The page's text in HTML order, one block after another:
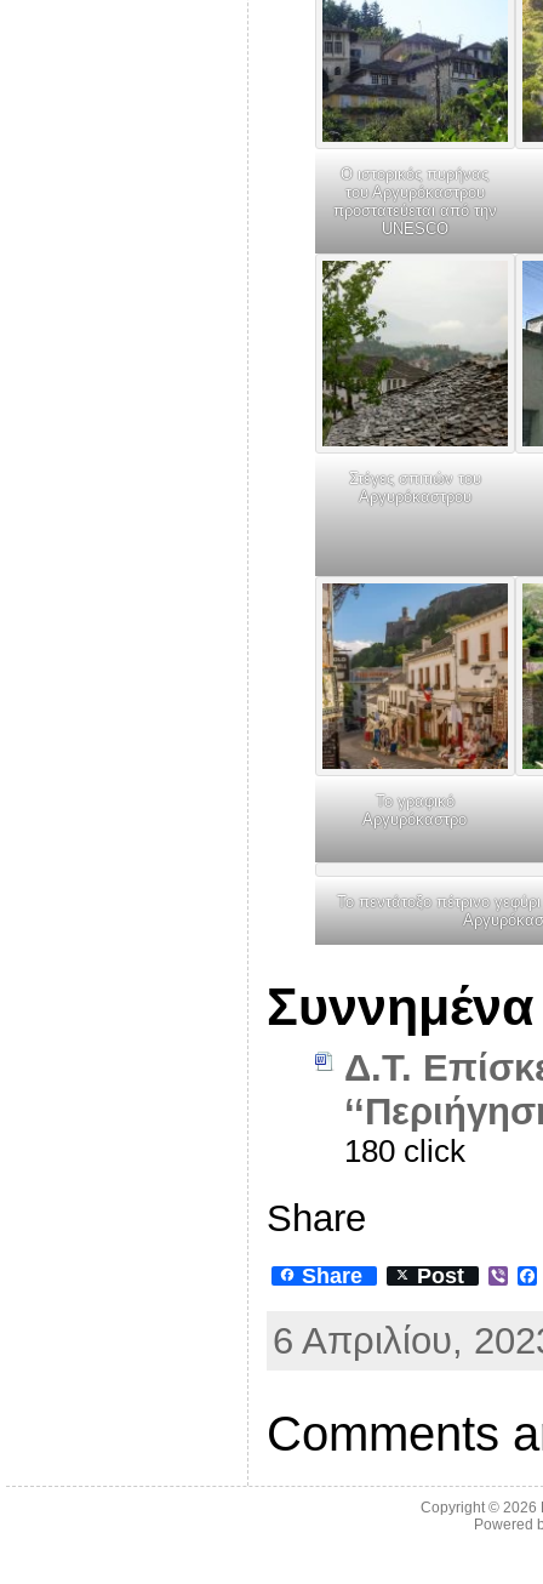
Ο ιστορικός πυρήνας
του Αργυρόκαστρου
προστατεύεται από την
UNESCO
Στέγες σπιτιών του
Αργυρόκαστρου
Το γραφικό
Αργυρόκαστρο
Το πεντάτοξο πέτρινο
Συννημένα
Δ.Τ.
180 click
Share
Share Post
V
e
r
6 Απριλίου,
Comments
Copyright © 2026
Powered